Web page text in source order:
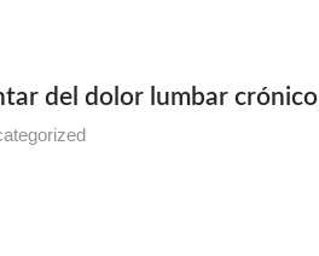
del dolor lumbar crónico